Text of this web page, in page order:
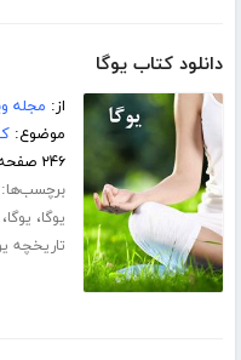
دانلود کتاب یوگا
از: مجله
موضوع:
۲۴۶ صفحه
برچسب‌ها:
یوگا، یوگا،
تاریخچه